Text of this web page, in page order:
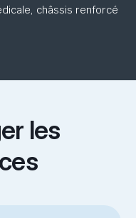
châssis renforcé
les